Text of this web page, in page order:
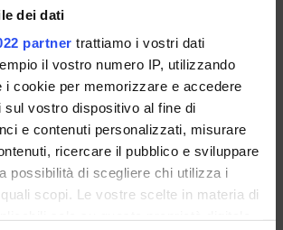
dei dati
partner trattiamo i vostri dati
il vostro numero IP, utilizzando
i cookie per memorizzare e accedere
sul vostro dispositivo al fine di
e contenuti personalizzati, misurare
ricercare il pubblico e sviluppare
possibilità di scegliere chi utilizza i
scopi. Le vostre scelte in materia di
in suede taupe, caratterizzato da un
sofisticato. La tomaia incrociata con
il piede mentre il cinturino alla
regolabile garantisce comfort e stabilità. Il
su tono, arricchito da borchie laterali,
tocco distintivo e contemporaneo.